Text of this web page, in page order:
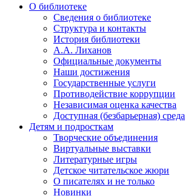
О библиотеке
Сведения о библиотеке
Структура и контакты
История библиотеки
А.А. Лиханов
Официальные документы
Наши достижения
Государственные услуги
Противодействие коррупции
Независимая оценка качества
Доступная (безбарьерная) среда
Детям и подросткам
Творческие объединения
Виртуальные выставки
Литературные игры
Детское читательское жюри
О писателях и не только
Новинки